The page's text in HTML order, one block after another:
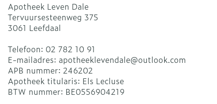
Apotheek Leven Dale
Tervuursesteenweg 375
3061 Leefdaal
Telefoon: 02 782 10 91
E-mailadres: apotheeklevendale@outlook.com
APB nummer: 246202
Apotheek titularis: Els Lecluse
BTW nummer: BE0556904219